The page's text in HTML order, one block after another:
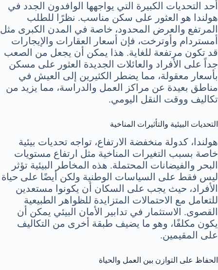
أحد التحديات الكبيرة التي يواجهها الوافدون الجدد في
هولندا هو العثور على سكن مناسب. نظرًا للطلب
المرتفع والعرض المحدود، خاصة في المدن الكبرى مثل
أمستردام وأوترخت، فإن أسعار العقارات والإيجارات
قد تكون مرتفعة للغاية. هذا يمكن أن يجعل من الصعب
جداً على الأفراد والعائلات الجديدة العثور على مسكن
بأسعار معقولة، مما يضطر الكثيرين إلى العيش في
مناطق بعيدة عن مراكز العمل والدراسة، مما يزيد من
تكاليف ووقت النقل اليومي.
التحديات البيئية والتأثيرات المناخية
هولندا، كدولة منخفضة الارتفاع، تواجه تحديات بيئية
خاصة بسبب التغيرات المناخية مثل ارتفاع مستويات
البحر والفيضانات المحتملة. هذه المخاطر البيئية تؤثر
ليس فقط على السياسات الوطنية ولكن أيضًا على حياة
الأفراد، حيث يجب على السكان أن يكونوا مستعدين
للتعامل مع الاحتمالات المتزايدة للظواهر الطبيعية
القصوى. الاستثمار في تدابير الأمان البيئي يمكن أن
يكون مكلفًا، وهو ما يضيف طبقة أخرى من التكاليف
على المقيمين.
الحفاظ على التوازن بين العمل والحياة